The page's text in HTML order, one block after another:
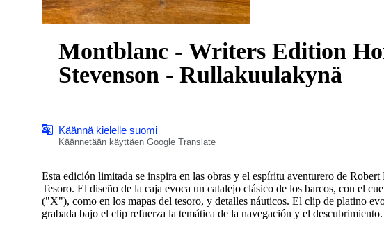
Montblanc - Writers Edition
Stevenson - Rullakuulakynä
Käännä kielelle suomi
Käännetään käyttäen Google Translate
Esta edición limitada se inspira en las obras y el espíritu aventurero de
Tesoro. El diseño de la caja evoca un catalejo clásico de los barcos, con el
("X"), como en los mapas del tesoro, y detalles náuticos. El clip de platino
grabada bajo el clip refuerza la temática de la navegación y el